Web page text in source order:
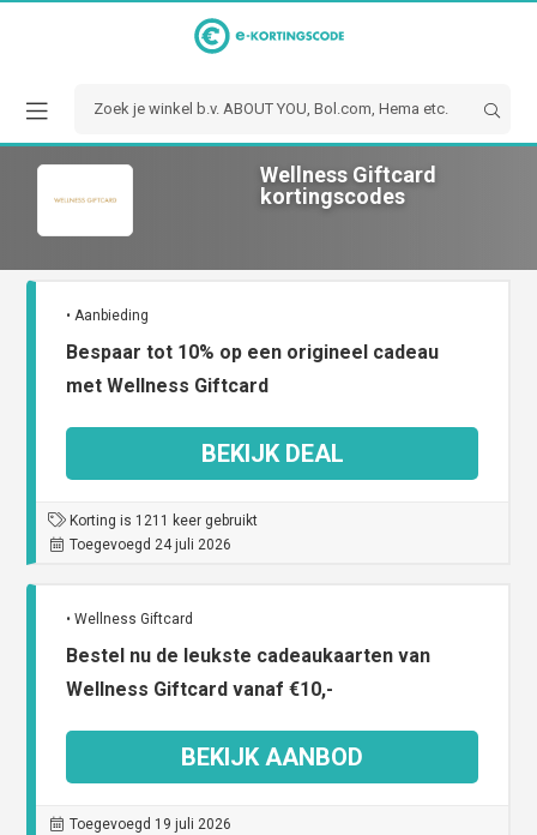
Wellness Giftcard
kortingscodes
• Aanbieding
Bespaar tot 10% op een origineel cadeau
met Wellness Giftcard
BEKIJK DEAL
Korting is 1211 keer gebruikt
Toegevoegd 24 juli 2026
• Wellness Giftcard
Bestel nu de leukste cadeaukaarten van
Wellness Giftcard vanaf €10,-
BEKIJK AANBOD
Toegevoegd 19 juli 2026